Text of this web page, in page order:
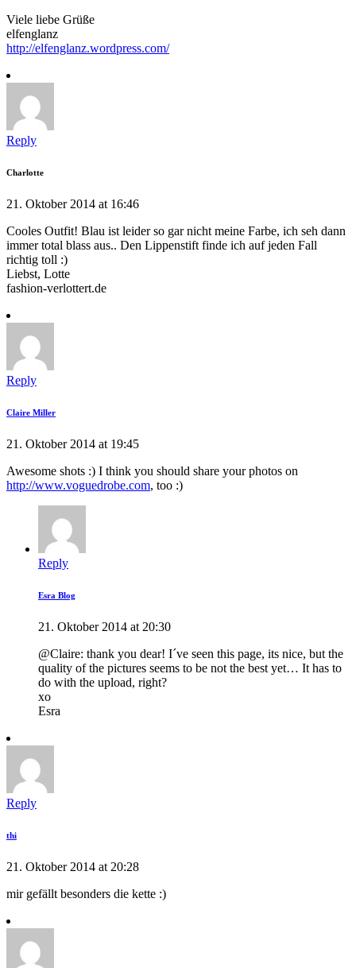
Viele liebe Grüße
elfenglanz
http://elfenglanz.wordpress.com/
Reply
Charlotte
21. Oktober 2014 at 16:46
Cooles Outfit! Blau ist leider so gar nicht meine Farbe, ich seh dann
immer total blass aus.. Den Lippenstift finde ich auf jeden Fall
richtig toll :)
Liebst, Lotte
fashion-verlottert.de
Reply
Claire Miller
21. Oktober 2014 at 19:45
Awesome shots :) I think you should share your photos on
http://www.voguedrobe.com, too :)
Reply
Esra Blog
21. Oktober 2014 at 20:30
@Claire: thank you dear! I´ve seen this page, its nice, but the
quality of the pictures seems to be not the best yet… It has to
do with the upload, right?
xo
Esra
Reply
thi
21. Oktober 2014 at 20:28
mir gefällt besonders die kette :)